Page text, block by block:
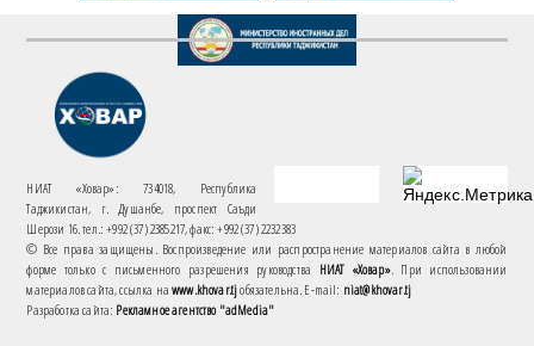
НИАТ «Ховар»: 734018, Республика
Таджикистан, г. Душанбе, проспект Саъди
Шерози 16. тел.: +992 (37) 2385217, факс: +992 (37) 2232383
© Все права защищены. Воспроизведение или распространение материалов сайта в любой
форме только с письменного разрешения руководства НИАТ «Ховар». При использовании
материалов сайта, ссылка наwww.khovar.tjобязательна. E-mail: niat@khovar.tj
Разработка сайта: Рекламное агентство "adMedia"